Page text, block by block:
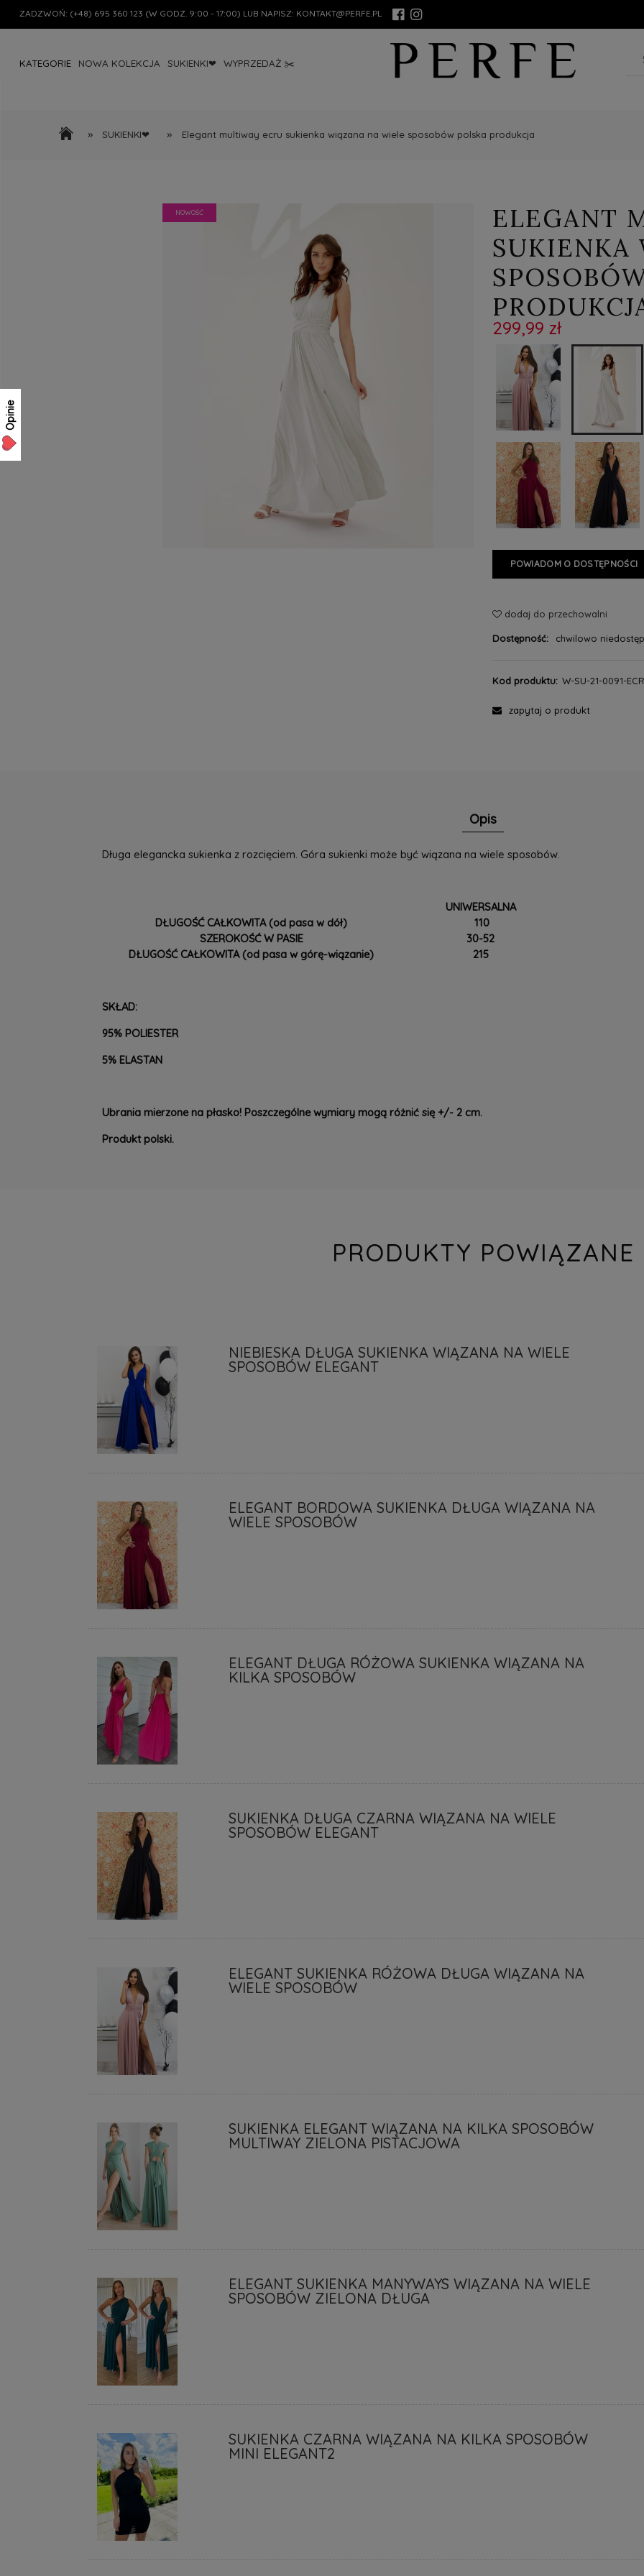
ZADZWOŃ: (+48) 695 360 123 (W GODZ. 9:00 - 17:00) LUB NAPISZ: KONTAKT@PERFE.PL
KATEGORIE NOWA KOLEKCJA SUKIENKI❤ WYPRZEDAŻ ✂️
» SUKIENKI❤ » Elegant multiway ecru sukienka wiązana na wiele sposobów polska produkcja
NOWOŚĆ
ELEGANT
SUKIENKA
299,99 zł
POWIADOM O DOSTĘPNOŚCI
dodaj do przechowalni
Dostępność: chwilowo
Kod produktu: W-SU-21-0091-
zapytaj o produkt
Opis
Długa elegancka sukienka z rozcięciem. Góra sukienki może być wiązana na wiele sposobów.
UNIWERSALNA
DŁUGOŚĆ CAŁKOWITA (od pasa w dół)
110
SZEROKOŚĆ W PASIE
30-52
DŁUGOŚĆ CAŁKOWITA (od pasa w górę-wiązanie)
215
SKŁAD:
95% POLIESTER
5% ELASTAN
Ubrania mierzone na płasko! Poszczególne wymiary mogą różnić się +/- 2 cm.
Produkt polski.
PRODUKTY POWIĄZANE
NIEBIESKA DŁUGA SUKIENKA WIĄZANA NA WIELE
SPOSOBÓW ELEGANT
ELEGANT BORDOWA SUKIENKA DŁUGA WIĄZANA NA
WIELE SPOSOBÓW
ELEGANT DŁUGA RÓŻOWA SUKIENKA WIĄZANA NA
KILKA SPOSOBÓW
SUKIENKA DŁUGA CZARNA WIĄZANA NA WIELE
SPOSOBÓW ELEGANT
ELEGANT SUKIENKA RÓŻOWA DŁUGA WIĄZANA NA
WIELE SPOSOBÓW
SUKIENKA ELEGANT WIĄZANA NA KILKA SPOSOBÓW
MULTIWAY ZIELONA PISTACJOWA
ELEGANT SUKIENKA MANYWAYS WIĄZANA NA WIELE
SPOSOBÓW ZIELONA DŁUGA
SUKIENKA CZARNA WIĄZANA NA KILKA SPOSOBÓW
MINI ELEGANT2
Opinie